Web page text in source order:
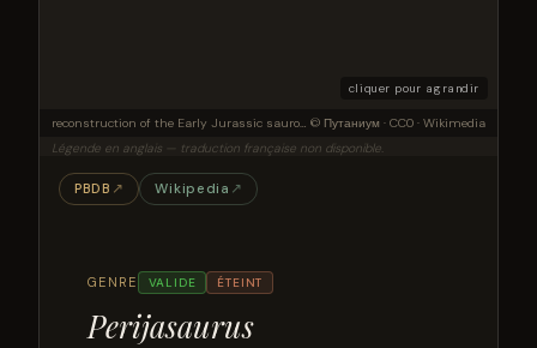
GENRE VALIDE ÉTEINT
Perijasaurus
cliquer pour agrandir
reconstruction of the Early Jurassic sauropod Perijasaurus lapaz. © Путаниум · CC0 · Wikimedia
Légende en anglais — traduction française non disponible.
PBDB ↗ Wikipedia ↗